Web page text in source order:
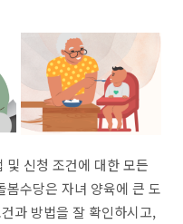
및 신청 조건에 대한 모든
봄수당은 자녀 양육에 큰 도
과 방법을 잘 확인하시고,